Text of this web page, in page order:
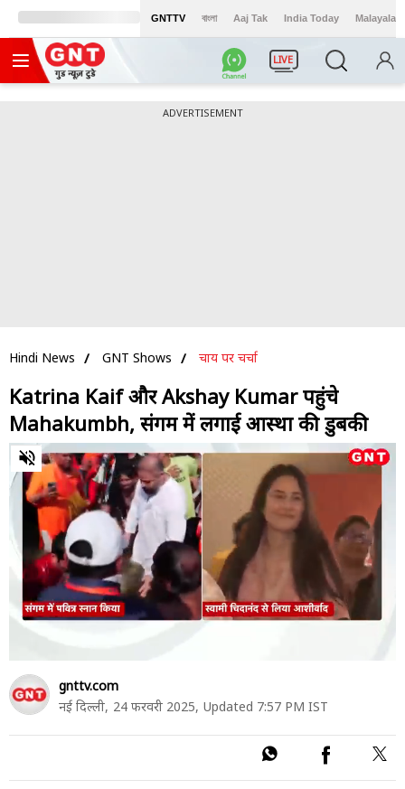
GNTTV বাংলা Aaj Tak India Today Malayalam
LIVE
ADVERTISEMENT
Hindi News GNT Shows चाय पर चर्चा
Katrina Kaif और Akshay Kumar पहुंचे
Mahakumbh, संगम में लगाई आस्था की डुबकी
0
of
39
minutes,
seconds
gnttv.com
नई दिल्ली, 24 फरवरी 2025, Updated 7:57 PM IST